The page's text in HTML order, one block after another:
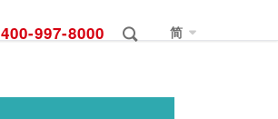
400-997-8000 简